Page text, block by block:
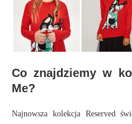
Co znajdziemy w
Me?
Najnowsza kolekcja Reserved